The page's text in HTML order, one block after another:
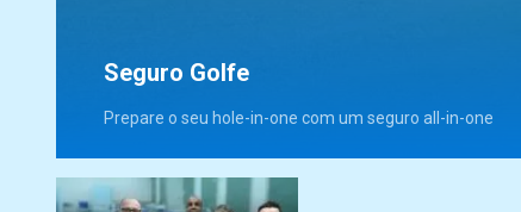
Seguro Golfe
Prepare o seu hole-in-one com um seguro all-in-one